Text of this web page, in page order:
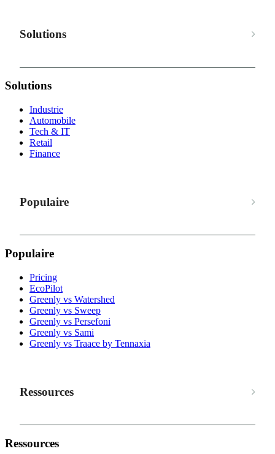
Solutions
Solutions
Industrie
Automobile
Tech & IT
Retail
Finance
Populaire
Populaire
Pricing
EcoPilot
Greenly vs Watershed
Greenly vs Sweep
Greenly vs Persefoni
Greenly vs Sami
Greenly vs Traace by Tennaxia
Ressources
Ressources